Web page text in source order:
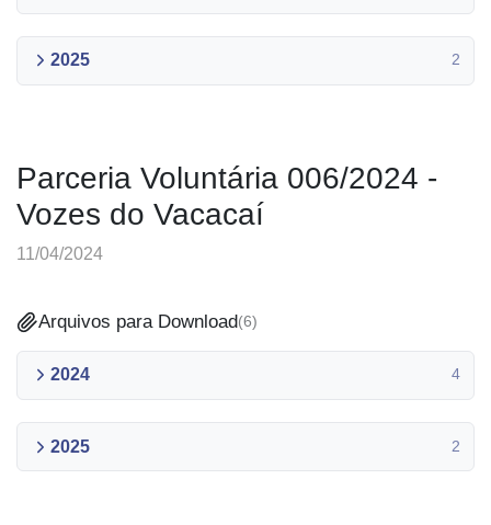
2025 2
Parceria Voluntária 006/2024 -
Vozes do Vacacaí
11/04/2024
Arquivos para Download(6)
2024 4
2025 2